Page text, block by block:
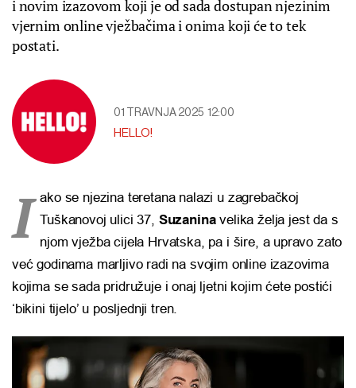
i novim izazovom koji je od sada dostupan njezinim
vjernim online vježbačima i onima koji će to tek
postati.
01 TRAVNJA 2025 12:00
HELLO!
I ako se njezina teretana nalazi u zagrebačkoj
Tuškanovoj ulici 37, Suzaninavelika želja jest da s
njom vježba cijela Hrvatska, pa i šire, a upravo zato
već godinama marljivo radi na svojim online izazovima
kojima se sada pridružuje i onaj ljetni kojim ćete postići
‘bikini tijelo’ u posljednji tren.